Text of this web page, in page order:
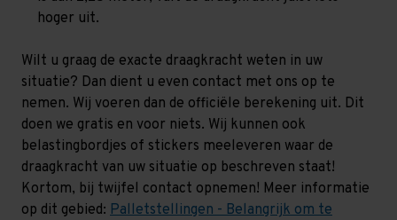
hoger uit.
Wilt u graag de exacte draagkracht weten in uw
situatie? Dan dient u even contact met ons op te
nemen. Wij voeren dan de officiële berekening uit. Dit
doen we gratis en voor niets. Wij kunnen ook
belastingbordjes of stickers meeleveren waar de
draagkracht van uw situatie op beschreven staat!
Kortom, bij twijfel contact opnemen! Meer informatie
op dit gebied: Palletstellingen - Belangrijk om te